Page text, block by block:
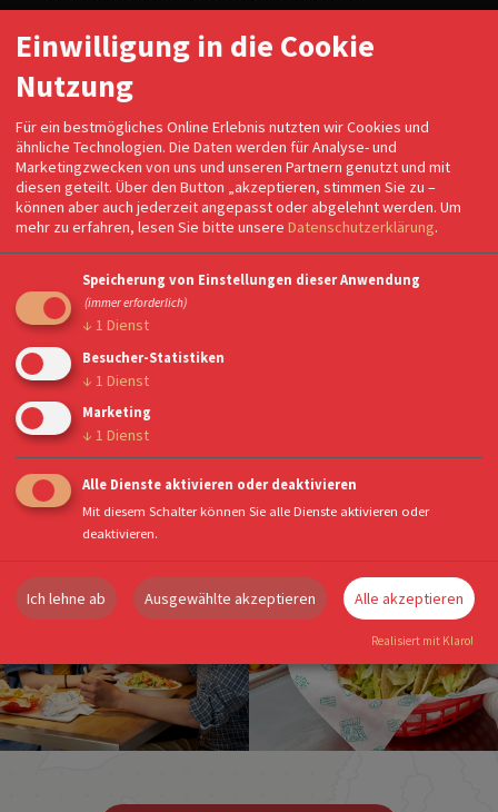
serviceorientierte Mitarbeiter, wird der
Besuch bei chidoba zu einem authentischen
Erlebnis - mit Wiederholungsbedarf!
Einwilligung in die Cookie
Nutzung
Für ein bestmögliches Online Erlebnis nutzten wir Cookies und
ähnliche Technologien. Die Daten werden für Analyse- und
Marketingzwecken von uns und unseren Partnern genutzt und mit
diesen geteilt. Über den Button „akzeptieren, stimmen Sie zu –
können aber auch jederzeit angepasst oder abgelehnt werden. Um
mehr zu erfahren, lesen Sie bitte unsere Datenschutzerklärung.
Speicherung von Einstellungen dieser Anwendung
(immer erforderlich)
↓ 1 Dienst
Besucher-Statistiken
↓ 1 Dienst
Marketing
↓ 1 Dienst
Alle Dienste aktivieren oder deaktivieren
Mit diesem Schalter können Sie alle Dienste aktivieren oder
deaktivieren.
Ich lehne ab Ausgewählte akzeptieren Alle akzeptieren
Realisiert mit Klaro!